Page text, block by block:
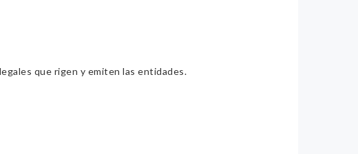
que rigen y emiten las entidades.